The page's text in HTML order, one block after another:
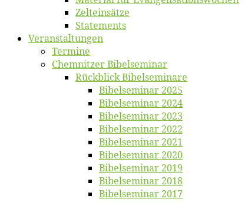
Zelt­ein­sät­ze
State­ments
Ver­an­stal­tun­gen
Ter­mi­ne
Chemnit­zer Bibelseminar
Rück­blick Bibelseminare
Bi­bel­se­mi­nar 2025
Bi­bel­se­mi­nar 2024
Bi­bel­se­mi­nar 2023
Bi­bel­se­mi­nar 2022
Bi­bel­se­mi­nar 2021
Bi­bel­se­mi­nar 2020
Bi­bel­se­mi­nar 2019
Bi­bel­se­mi­nar 2018
Bibelsemi­nar 2017